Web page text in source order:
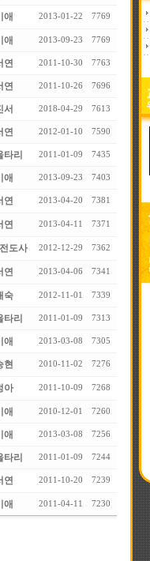
애 2013-01-22 7769
애 2013-09-23 7769
연 2011-10-30 7763
연 2011-10-26 7696
서 2018-04-29 7613
연 2012-01-10 7590
타리 2011-01-09 7435
애 2013-09-23 7403
연 2013-04-20 7381
연 2013-04-11 7371
도사 2012-12-29 7362
연 2013-04-06 7341
숙 2012-11-01 7339
타리 2011-01-09 7313
애 2013-03-08 7305
현 2010-11-02 7276
아 2011-10-09 7268
애 2010-12-01 7260
애 2013-03-08 7256
타리 2011-01-09 7244
연 2011-10-20 7239
애 2011-04-11 7230